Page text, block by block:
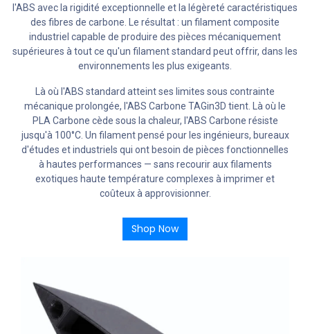
l'ABS avec la rigidité exceptionnelle et la légèreté caractéristiques
des fibres de carbone. Le résultat : un filament composite
industriel capable de produire des pièces mécaniquement
supérieures à tout ce qu'un filament standard peut offrir, dans les
environnements les plus exigeants.
Là où l'ABS standard atteint ses limites sous contrainte
mécanique prolongée, l'ABS Carbone TAGin3D tient. Là où le
PLA Carbone cède sous la chaleur, l'ABS Carbone résiste
jusqu'à 100°C. Un filament pensé pour les ingénieurs, bureaux
d'études et industriels qui ont besoin de pièces fonctionnelles
à hautes performances — sans recourir aux filaments
exotiques haute température complexes à imprimer et
coûteux à approvisionner.
Shop Now